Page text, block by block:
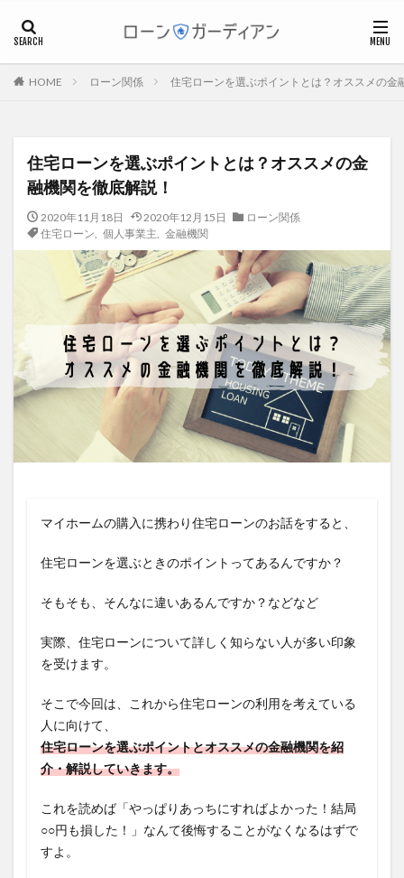
HOME ローン関係 住宅ローンを選ぶポイントとは？オススメの金
住宅ローンを選ぶポイントとは？オススメの金
融機関を徹底解説！
2020年11月18日 2020年12月15日
ローン関係
住宅ローン
個人事業主 金融機関
マイホームの購入に携わり住宅ローンのお話をすると、
住宅ローンを選ぶときのポイントってあるんですか？
そもそも、そんなに違いあるんですか？などなど
実際、住宅ローンについて詳しく知らない人が多い印象
を受けます。
そこで今回は、これから住宅ローンの利用を考えている
人に向けて、
住宅ローンを選ぶポイントとオススメの金融機関を紹
介・解説していきます。
これを読めば「やっぱりあっちにすればよかった！結局
○○円も損した！」なんて後悔することがなくなるはずで
すよ。
カテゴリー
タグ
フラット35 ブラックリスト
マンション
ワンルームマンション
不動産投資
不安・リスク
住宅ローン
住宅ローン、借り換え
住宅ローン控除
個人事業主
個人事業主・フリーランス
基礎知識
審査
後悔
必要書類 戸建 担保
控除
確定申告
税金 繰上返済
親子ローン
費用
資産運用 資金計画
返済
金利 金融機関 銀行
限度額